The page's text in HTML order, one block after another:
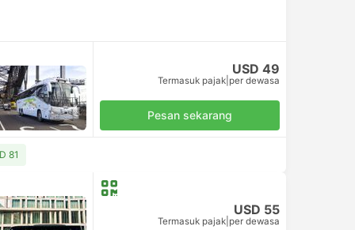
USD 49
Termasuk pajak per dewasa
Pesan sekarang
81
USD 55
Termasuk pajak per dewasa